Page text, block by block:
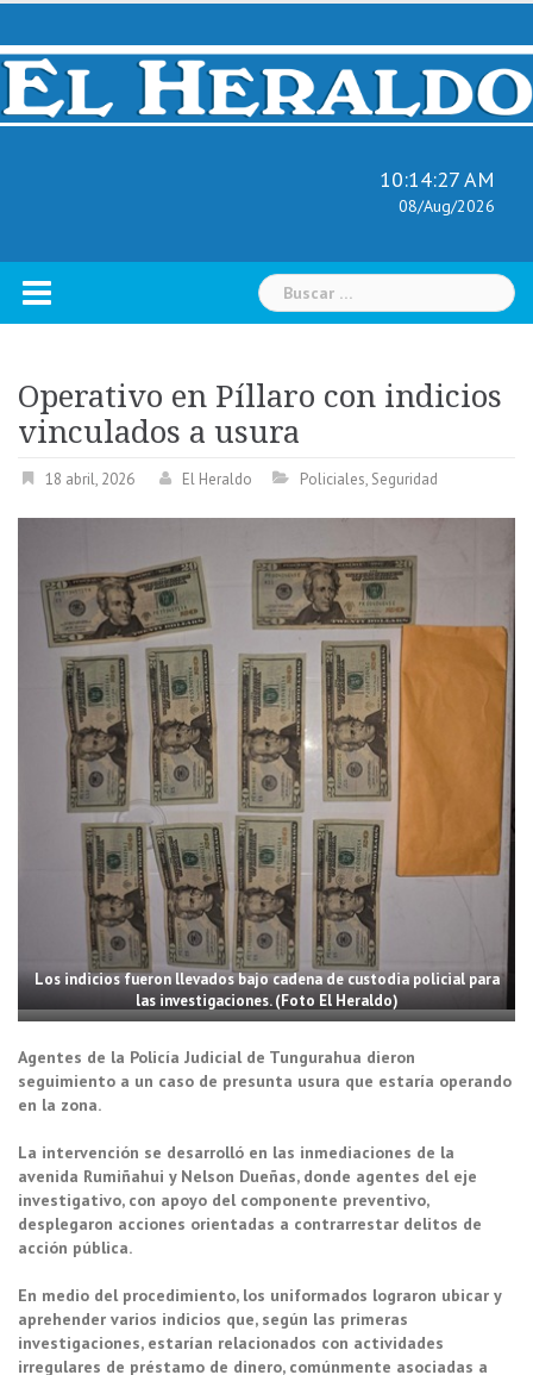
Skip
content
10:14:28 AM
08/Aug/2026
Buscar:
Operativo en Píllaro con indicios
vinculados a usura
18 abril, 2026 El Heraldo Policiales, Seguridad
Los indicios fueron llevados bajo cadena de custodia policial para
las investigaciones. (Foto El Heraldo)
Agentes de la Policía Judicial de Tungurahua dieron
seguimiento a un caso de presunta usura que estaría operando
en la zona.
La intervención se desarrolló en las inmediaciones de la
avenida Rumiñahui y Nelson Dueñas, donde agentes del eje
investigativo, con apoyo del componente preventivo,
desplegaron acciones orientadas a contrarrestar delitos de
acción pública.
En medio del procedimiento, los uniformados lograron ubicar y
aprehender varios indicios que, según las primeras
investigaciones, estarían relacionados con actividades
irregulares de préstamo de dinero, comúnmente asociadas a